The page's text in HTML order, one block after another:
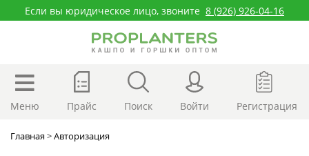
Если вы юридическое лицо, звоните 8 (926) 926-04-16
Меню Прайс Поиск Войти Регистрация
Главная>Авторизация